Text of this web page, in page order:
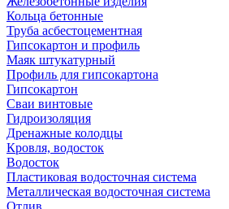
Кольца бетонные
Труба асбестоцементная
Гипсокартон и профиль
Маяк штукатурный
Профиль для гипсокартона
Гипсокартон
Сваи винтовые
Гидроизоляция
Дренажные колодцы
Кровля, водосток
Водосток
Пластиковая водосточная система
Металлическая водосточная система
Отлив